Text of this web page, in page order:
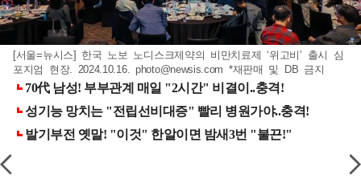
[서울=뉴시스] 한국 노보 노디스크제약의 비만치료제 ‘위고비’ 출시 심
포지엄 현장. 2024.10.16. photo@newsis.com *재판매 및 DB 금지